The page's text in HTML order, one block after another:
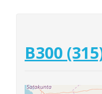
B300